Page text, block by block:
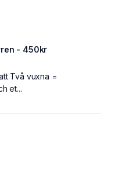
- 450kr
Två vuxna =
et...